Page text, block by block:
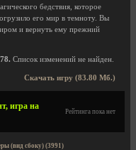
бедствия, которое
его мир в темноту. Вы
и вернуть ему прежний
Список изменений не найден.
Скачать игру (83.80 Мб.)
игра на
Рейтинга пока нет
(вид сбоку) (3991)